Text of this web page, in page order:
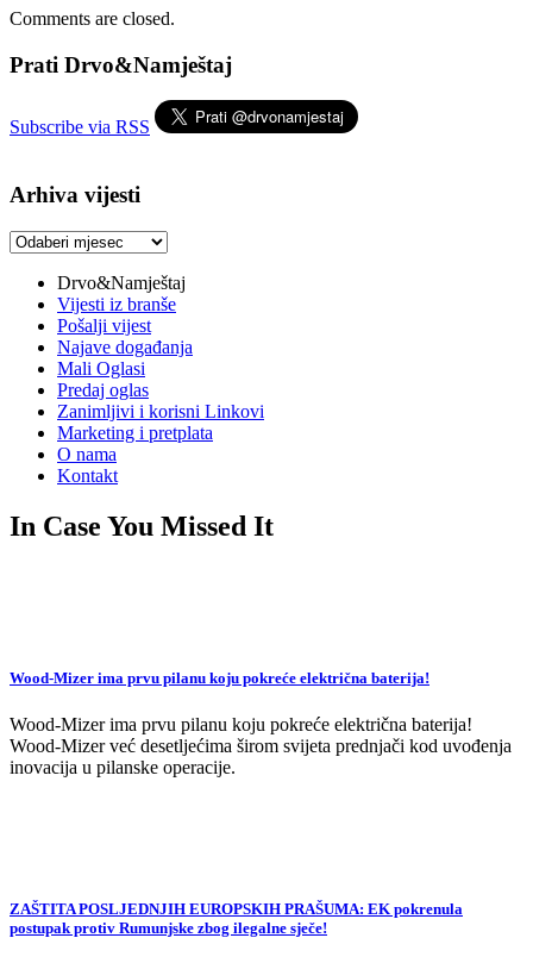
Comments are closed.
Prati Drvo&Namještaj
Subscribe via RSS
Arhiva vijesti
Arhiva
Drvo&Namještaj
Vijesti iz branše
Pošalji vijest
Najave događanja
Mali Oglasi
Predaj oglas
Zanimljivi i korisni Linkovi
Marketing i pretplata
O nama
Kontakt
In Case You Missed It
Wood-Mizer ima prvu pilanu koju pokreće električna baterija!
Wood-Mizer ima prvu pilanu koju pokreće električna baterija!
Wood-Mizer već desetljećima širom svijeta prednjači kod uvođenja
inovacija u pilanske operacije.
ZAŠTITA POSLJEDNJIH EUROPSKIH PRAŠUMA: EK pokrenula
postupak protiv Rumunjske zbog ilegalne sječe!